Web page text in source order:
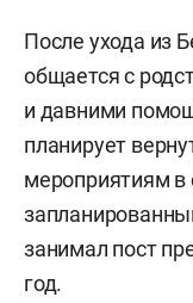
После ухода из
общается с
и давними
планирует
мероприятиям в
занимал пост
год.